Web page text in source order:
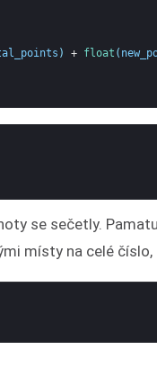
) + float (
se sečetly.
místy na celé